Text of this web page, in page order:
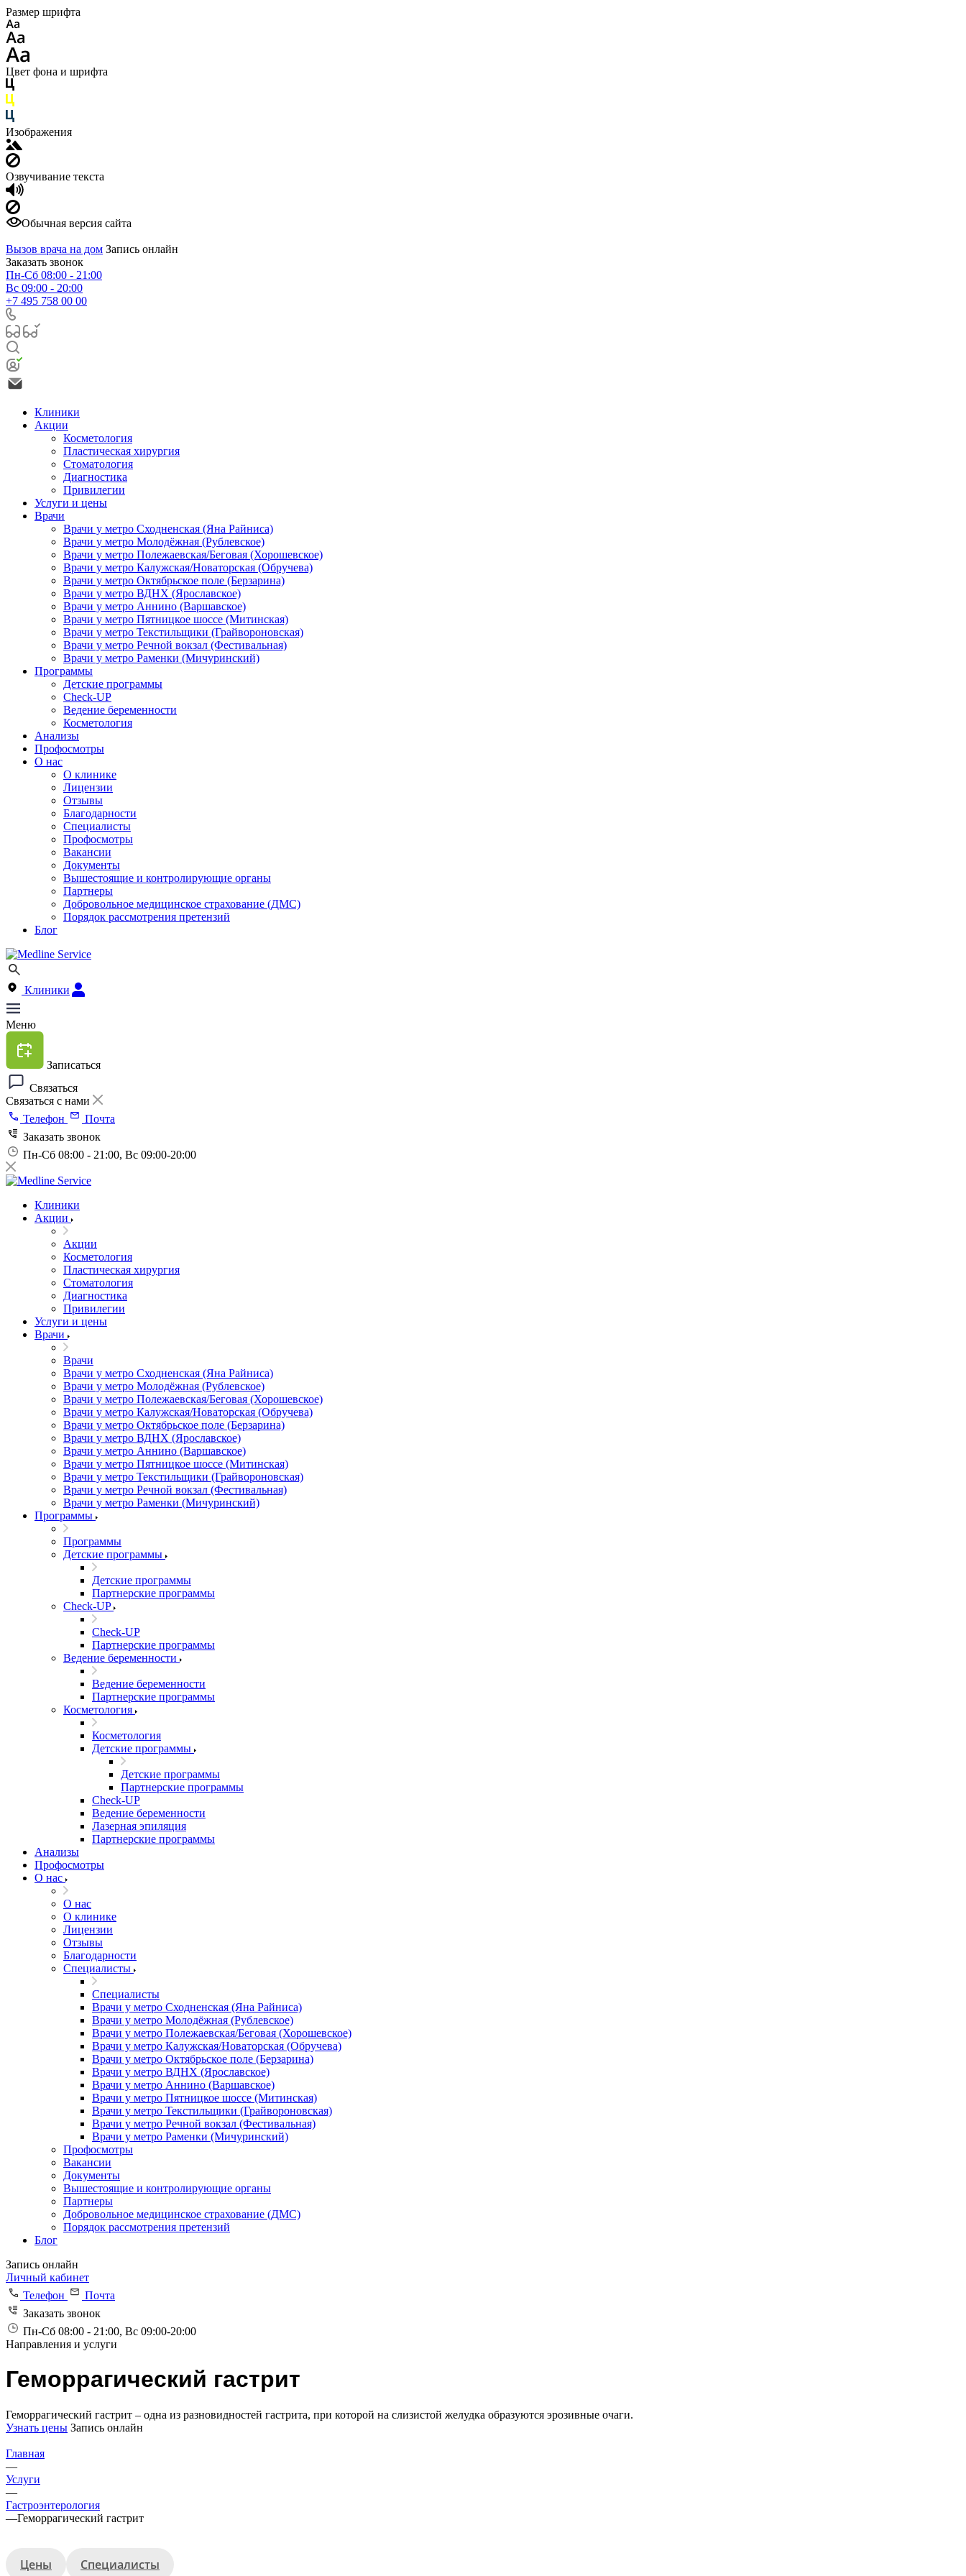
Размер шрифта
Цвет фона и шрифта
Изображения
Озвучивание текста
Обычная версия сайта
Вызов врача на дом Запись онлайн
Заказать звонок
Пн-Сб 08:00 - 21:00
Вс 09:00 - 20:00
+7 495 758 00 00
Клиники
Акции
Косметология
Пластическая хирургия
Стоматология
Диагностика
Привилегии
Услуги и цены
Врачи
Врачи у метро Сходненская (Яна Райниса)
Врачи у метро Молодёжная (Рублевское)
Врачи у метро Полежаевская/Беговая (Хорошевское)
Врачи у метро Калужская/Новаторская (Обручева)
Врачи у метро Октябрьское поле (Берзарина)
Врачи у метро ВДНХ (Ярославское)
Врачи у метро Аннино (Варшавское)
Врачи у метро Пятницкое шоссе (Митинская)
Врачи у метро Текстильщики (Грайвороновская)
Врачи у метро Речной вокзал (Фестивальная)
Врачи у метро Раменки (Мичуринский)
Программы
Детские программы
Check-UP
Ведение беременности
Косметология
Анализы
Профосмотры
О нас
О клинике
Лицензии
Отзывы
Благодарности
Специалисты
Профосмотры
Вакансии
Документы
Вышестоящие и контролирующие органы
Партнеры
Добровольное медицинское страхование (ДМС)
Порядок рассмотрения претензий
Блог
Клиники
Меню
Записаться
Связаться
Связаться с нами
Телефон
Почта
Заказать звонок
Пн-Сб 08:00 - 21:00, Вс 09:00-20:00
Клиники
Акции
Акции
Косметология
Пластическая хирургия
Стоматология
Диагностика
Привилегии
Услуги и цены
Врачи
Врачи
Врачи у метро Сходненская (Яна Райниса)
Врачи у метро Молодёжная (Рублевское)
Врачи у метро Полежаевская/Беговая (Хорошевское)
Врачи у метро Калужская/Новаторская (Обручева)
Врачи у метро Октябрьское поле (Берзарина)
Врачи у метро ВДНХ (Ярославское)
Врачи у метро Аннино (Варшавское)
Врачи у метро Пятницкое шоссе (Митинская)
Врачи у метро Текстильщики (Грайвороновская)
Врачи у метро Речной вокзал (Фестивальная)
Врачи у метро Раменки (Мичуринский)
Программы
Программы
Детские программы
Детские программы
Партнерские программы
Check-UP
Check-UP
Партнерские программы
Ведение беременности
Ведение беременности
Партнерские программы
Косметология
Косметология
Детские программы
Детские программы
Партнерские программы
Check-UP
Ведение беременности
Лазерная эпиляция
Партнерские программы
Анализы
Профосмотры
О нас
О нас
О клинике
Лицензии
Отзывы
Благодарности
Специалисты
Специалисты
Врачи у метро Сходненская (Яна Райниса)
Врачи у метро Молодёжная (Рублевское)
Врачи у метро Полежаевская/Беговая (Хорошевское)
Врачи у метро Калужская/Новаторская (Обручева)
Врачи у метро Октябрьское поле (Берзарина)
Врачи у метро ВДНХ (Ярославское)
Врачи у метро Аннино (Варшавское)
Врачи у метро Пятницкое шоссе (Митинская)
Врачи у метро Текстильщики (Грайвороновская)
Врачи у метро Речной вокзал (Фестивальная)
Врачи у метро Раменки (Мичуринский)
Профосмотры
Вакансии
Документы
Вышестоящие и контролирующие органы
Партнеры
Добровольное медицинское страхование (ДМС)
Порядок рассмотрения претензий
Блог
Запись онлайн
Личный кабинет
Телефон
Почта
Заказать звонок
Пн-Сб 08:00 - 21:00, Вс 09:00-20:00
Направления и услуги
Геморрагический гастрит
Геморрагический гастрит – одна из разновидностей гастрита, при которой на слизистой желудка образуются эрозивные очаги.
Узнать цены Запись онлайн
Главная
—
Услуги
—
Гастроэнтерология
—Геморрагический гастрит
Цены Специалисты